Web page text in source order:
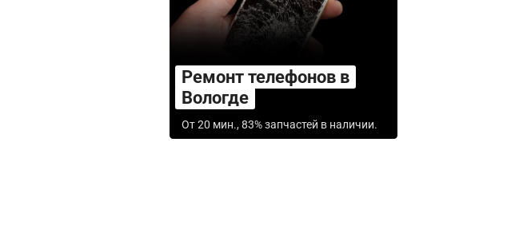
Ремонт телефонов в
Вологде
От 20 мин., 83% запчастей в наличии.